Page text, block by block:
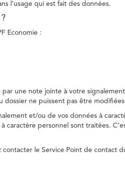
l’usage qui est fait des données.
Economie :
une note jointe à votre
dossier ne puissent pas être
et/ou de vos données à
personnel sont traitées.
le Service Point de contact